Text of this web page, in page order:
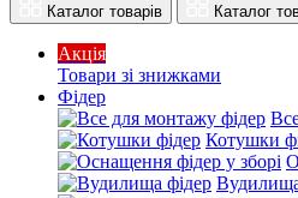
Каталог товарів Каталог
Акція
Товари зі знижками
Фідер
Котушки